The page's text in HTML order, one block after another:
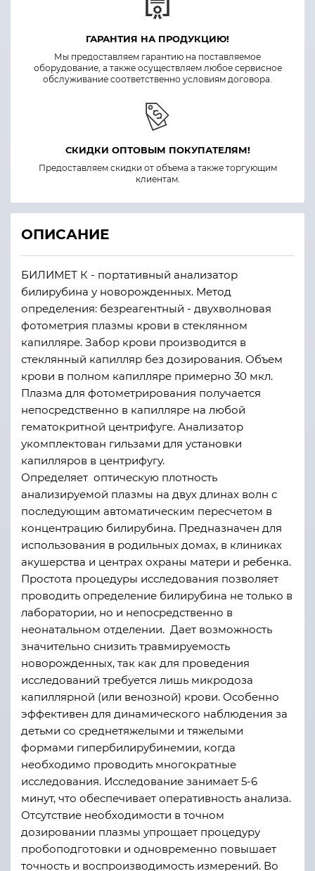
ГАРАНТИЯ НА ПРОДУКЦИЮ!
Мы предоставляем гарантию на поставляемое
оборудование, а также осуществляем любое сервисное
обслуживание соответственно условиям договора.
СКИДКИ ОПТОВЫМ ПОКУПАТЕЛЯМ!
Предоставляем скидки от объема а также торгующим
клиентам.
ОПИСАНИЕ
БИЛИМЕТ К - портативный анализатор
билирубина у новорожденных. Метод
определения: безреагентный - двухволновая
фотометрия плазмы крови в стеклянном
капилляре. Забор крови производится в
стеклянный капилляр без дозирования. Объем
крови в полном капилляре примерно 30 мкл.
Плазма для фотометрирования получается
непосредственно в капилляре на любой
гематокритной центрифуге. Анализатор
укомплектован гильзами для установки
капилляров в центрифугу.
Определяет оптическую плотность
анализируемой плазмы на двух длинах волн с
последующим автоматическим пересчетом в
концентрацию билирубина. Предназначен для
использования в родильных домах, в клиниках
акушерства и центрах охраны матери и ребенка.
Простота процедуры исследования позволяет
проводить определение билирубина не только в
лаборатории, но и непосредственно в
неонатальном отделении. Дает возможность
значительно снизить травмируемость
новорожденных, так как для проведения
исследований требуется лишь микродоза
капиллярной (или венозной) крови. Особенно
эффективен для динамического наблюдения за
детьми со среднетяжелыми и тяжелыми
формами гипербилирубинемии, когда
необходимо проводить многократные
исследования. Исследование занимает 5-6
минут, что обеспечивает оперативность анализа.
Отсутствие необходимости в точном
дозировании плазмы упрощает процедуру
пробоподготовки и одновременно повышает
точность и воспроизводимость измерений. Во